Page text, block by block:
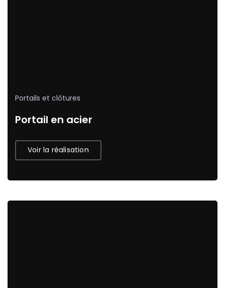
Portails et clôtures
Portail en acier
Voir la réalisation